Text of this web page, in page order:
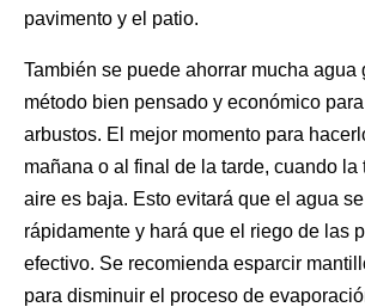
pavimento y el patio.
También se puede ahorrar mucha agua
método bien pensado y económico
arbustos. El mejor momento para
mañana o al final de la tarde, cuando la
aire es baja. Esto evitará que el agua
rápidamente y hará que el riego de las
efectivo. Se recomienda esparcir
para disminuir el proceso de